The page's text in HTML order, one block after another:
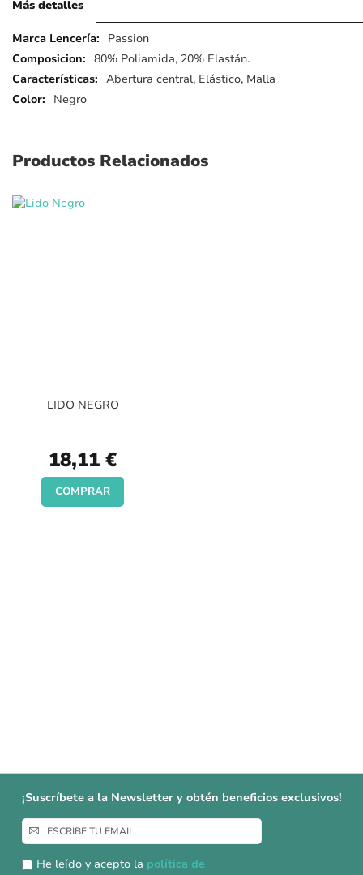
Más detalles
Más
detalles
Passion
80% Poliamida, 20% Elastán.
Abertura central, Elástico, Malla
Negro
Productos Relacionados
LIDO NEGRO
18,11 €
COMPRAR
¡Suscríbete a la Newsletter y obtén beneficios exclusivos!
Inscríbase
a
nuestro
He leído y acepto la política de